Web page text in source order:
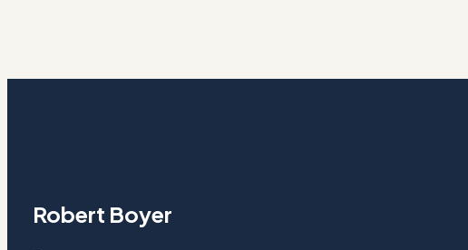
Robert Boyer